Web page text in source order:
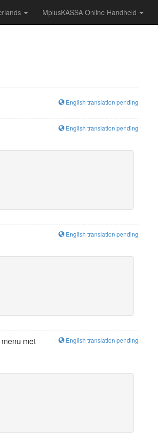
MplusKASSA Online Handheld
English translation pending
English translation pending
English translation pending
English translation pending
met